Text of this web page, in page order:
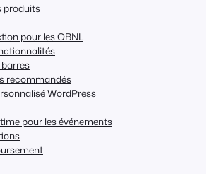
produits
pour les OBNL
recommandés
WordPress
pour les événements